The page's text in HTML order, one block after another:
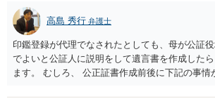
のまま判決で１００万円支払いとなるより、７０
マシ」ということで、 合意の可能性が出てきま
は、判決になったらどうなりそうか、という点
欠ですので、 初めに述べた通り、代理人と相談
面談相談に行ってみることをお勧めします。
高島 秀行 弁護士
印鑑登録が代理でなされたとしても、母が公証
でよいと公証人に説明をして遺言書を作成した
ます。 むしろ、 公正証書作成前後に下記の事情
月に携帯が新しくなった母からの第一声は「こ